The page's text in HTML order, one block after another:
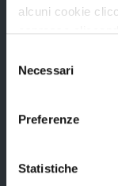
alcuni cookie
espresso
tasto "Rifiuta".
delNecessari
Preferenze
Statistiche
La Provincia
Organi di governo
Amministrazione